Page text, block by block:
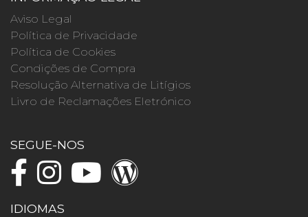
Aviso Legal
Política de Privacidade
Política de Cookies
Condições de Compra
Resolução Alternativa de Litígios
Livro de Reclamações Eletrónico
SEGUE-NOS
IDIOMAS